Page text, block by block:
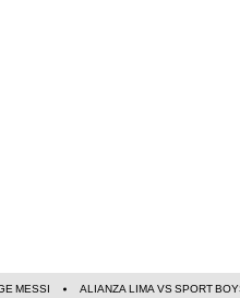
MESSI ALIANZA LIMA VS SPORT